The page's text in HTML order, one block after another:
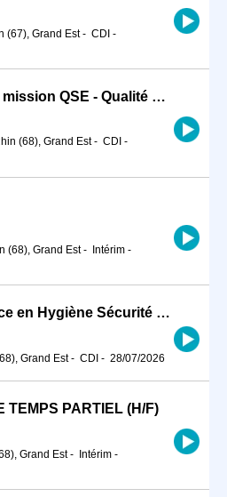
(67), Grand Est- CDI -
Chargé / Chargée de mission QSE - Qualité Sécurité Environnement (H/F)
(68), Grand Est- CDI -
(68), Grand Est- Intérim -
Animateur / Animatrice en Hygiène Sécurité Environnement (HSE) (H/F)
Grand Est- CDI - 28/07/2026
TEMPS PARTIEL (H/F)
Grand Est- Intérim -